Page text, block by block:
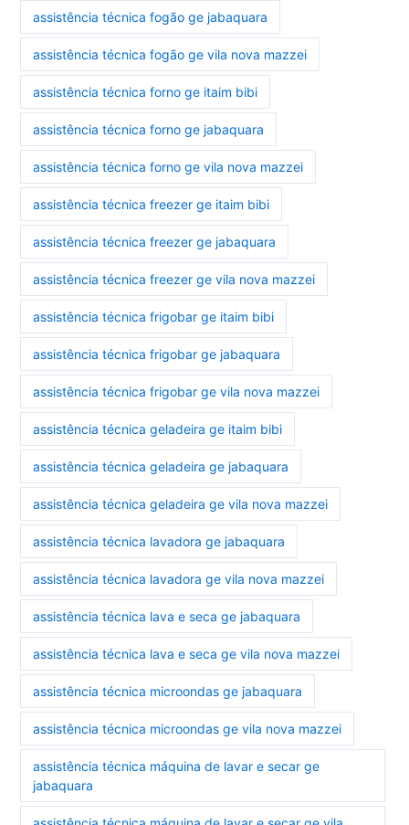
assistência técnica fogão ge jabaquara
assistência técnica fogão ge vila nova mazzei
assistência técnica forno ge itaim bibi
assistência técnica forno ge jabaquara
assistência técnica forno ge vila nova mazzei
assistência técnica freezer ge itaim bibi
assistência técnica freezer ge jabaquara
assistência técnica freezer ge vila nova mazzei
assistência técnica frigobar ge itaim bibi
assistência técnica frigobar ge jabaquara
assistência técnica frigobar ge vila nova mazzei
assistência técnica geladeira ge itaim bibi
assistência técnica geladeira ge jabaquara
assistência técnica geladeira ge vila nova mazzei
assistência técnica lavadora ge jabaquara
assistência técnica lavadora ge vila nova mazzei
assistência técnica lava e seca ge jabaquara
assistência técnica lava e seca ge vila nova mazzei
assistência técnica microondas ge jabaquara
assistência técnica microondas ge vila nova mazzei
assistência técnica máquina de lavar e secar ge
jabaquara